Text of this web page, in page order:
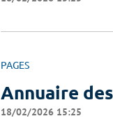
PAGES
Annuaire
18/02/2026 15:25